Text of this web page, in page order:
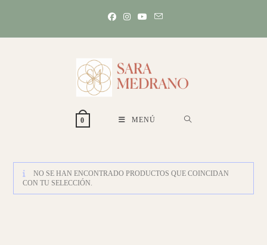
0 MENÚ
NO SE HAN ENCONTRADO PRODUCTOS QUE COINCIDAN
CON TU SELECCIÓN.